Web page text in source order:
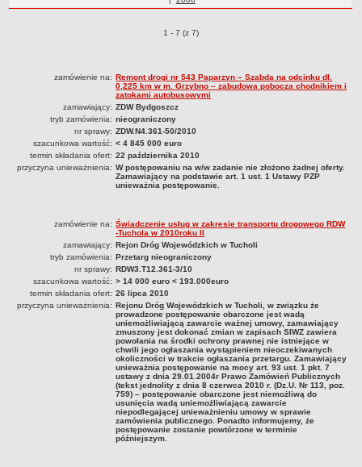
Statut
Struktura organizacyjna
Schemat organizacyjny
Inspektor Ochrony Danych
Zgłoszenia zewnętrzne
PRACA W ZDW
Ogłoszenia o pracę
POZWOLENIA I DECYZJE
Uzgodnienie lokalizacji / przebudowy zjazdu
Uzgodnienie lokalizacji urządzeń infrastruktury technicznej
Zezwolenie na umieszczenie urządzeń infrastruktury technicznej
Zezwolenie na prowadzenie robót
Zezwolenie na umieszczenie obiektu handlowego lub usługowego /
innych obiektów, reklam
Awaria urządzeń infrastruktury technicznej w pasie drogowym
Zezwolenie na przejazd pojazdów nienormatywnych
Zgłoszenie szkody
Złożenie projektu zmiany organizacji ruchu do zaopiniowania
Zgoda na korzystanie z przystanków
roku
Zamówienia publiczne o pozycjach
1 - 7 (z 7)
zamówienie na: Remont drogi nr 543 Paparzyn – Szabda na odcinku dł.
0,225 km w m. Grzybno – zabudowa pobocza chodnikiem i
zatokami autobusowymi
zamawiający: ZDW Bydgoszcz
tryb zamówienia: nieograniczony
nr sprawy: ZDW.N4.361-50/2010
szacunkowa wartość: < 4 845 000 euro
termin składania ofert: 22 października 2010
przyczyna unieważnienia: W postępowaniu na w/w zadanie nie złożono żadnej oferty.
Zamawiający na podstawie art. 1 ust. 1 Ustawy PZP
unieważnia postępowanie.
zamówienie na: Świadczenie usług w zakresie transportu drogowego RDW
-Tuchola w 2010roku II
zamawiający: Rejon Dróg Wojewódzkich w Tucholi
tryb zamówienia: Przetarg nieograniczony
nr sprawy: RDW3.T12.361-3/10
szacunkowa wartość: > 14 000 euro < 193.000euro
termin składania ofert: 26 lipca 2010
przyczyna unieważnienia: Rejonu Dróg Wojewódzkich w Tucholi, w związku że
prowadzone postępowanie obarczone jest wadą
uniemożliwiającą zawarcie ważnej umowy, zamawiający
zmuszony jest dokonać zmian w zapisach SIWZ zawiera
powołania na środki ochrony prawnej nie istniejące w
chwili jego ogłaszania wystąpieniem nieoczekiwanych
okoliczności w trakcie ogłaszania przetargu. Zamawiający
unieważnia postępowanie na mocy art. 93 ust. 1 pkt. 7
ustawy z dnia 29.01.2004r Prawo Zamówień Publicznych
(tekst jednolity z dnia 8 czerwca 2010 r. (Dz.U. Nr 113, poz.
759) – postępowanie obarczone jest niemożliwą do
usunięcia wadą uniemożliwiającą zawarcie
niepodlegającej unieważnieniu umowy w sprawie
zamówienia publicznego. Ponadto informujemy, że
postępowanie zostanie powtórzone w terminie
późniejszym.